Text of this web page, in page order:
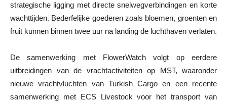
strategische ligging met directe snelwegverbindingen en korte
wachttijden. Bederfelijke goederen zoals bloemen, groenten en
fruit kunnen binnen twee uur na landing de luchthaven verlaten.
De samenwerking met FlowerWatch volgt op eerdere
uitbreidingen van de vrachtactiviteiten op MST, waaronder
nieuwe vrachtvluchten van Turkish Cargo en een recente
samenwerking met ECS Livestock voor het transport van